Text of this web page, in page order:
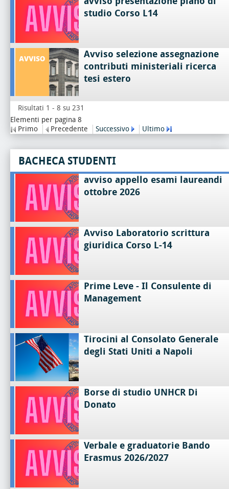
studio Corso L14
Avviso selezione assegnazione
contributi ministeriali ricerca
tesi estero
Risultati 1 - 8 su 231
Elementi per pagina 8
Primo
Precedente Successivo Ultimo
BACHECA STUDENTI
avviso appello esami laureandi
ottobre 2026
Avviso Laboratorio scrittura
giuridica Corso L-14
Prime Leve - Il Consulente di
Management
Tirocini al Consolato Generale
degli Stati Uniti a Napoli
Borse di studio UNHCR Di
Donato
Verbale e graduatorie Bando
Erasmus 2026/2027